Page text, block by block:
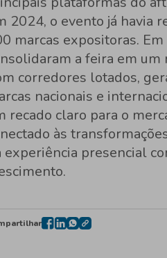
2024, o evento já havia
marcas expositoras.
a feira em um
corredores lotados,
nacionais e
recado claro para o
às
experiência presencial